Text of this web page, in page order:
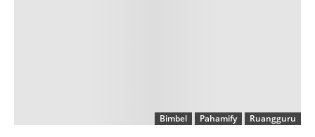
Bimbel Pahamify Ruangguru